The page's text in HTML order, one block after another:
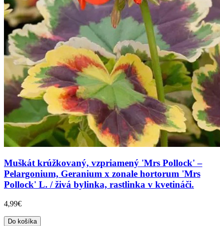
Muškát krúžkovaný, vzpriamený 'Mrs Pollock' –
Pelargonium, Geranium x zonale hortorum 'Mrs
Pollock' L. / živá bylinka, rastlinka v kvetináči.
4,99€
Do košíka